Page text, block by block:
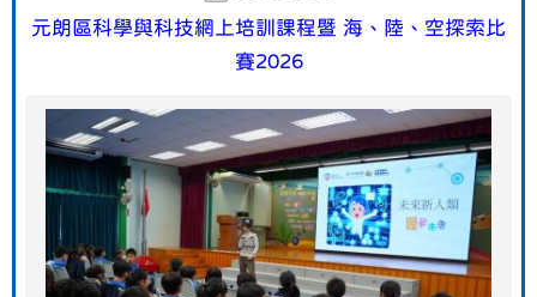
元朗區科學與科技網上培訓課程暨 海、陸、空探索比
賽2026